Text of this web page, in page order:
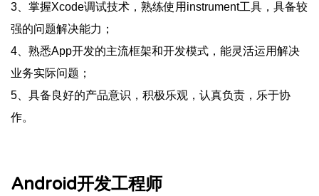
3、掌握Xcode调试技术，熟练使用instrument工具，具备较
强的问题解决能力；
4、熟悉App开发的主流框架和开发模式，能灵活运用解决
业务实际问题；
5、具备良好的产品意识，积极乐观，认真负责，乐于协
作。
Android开发工程师